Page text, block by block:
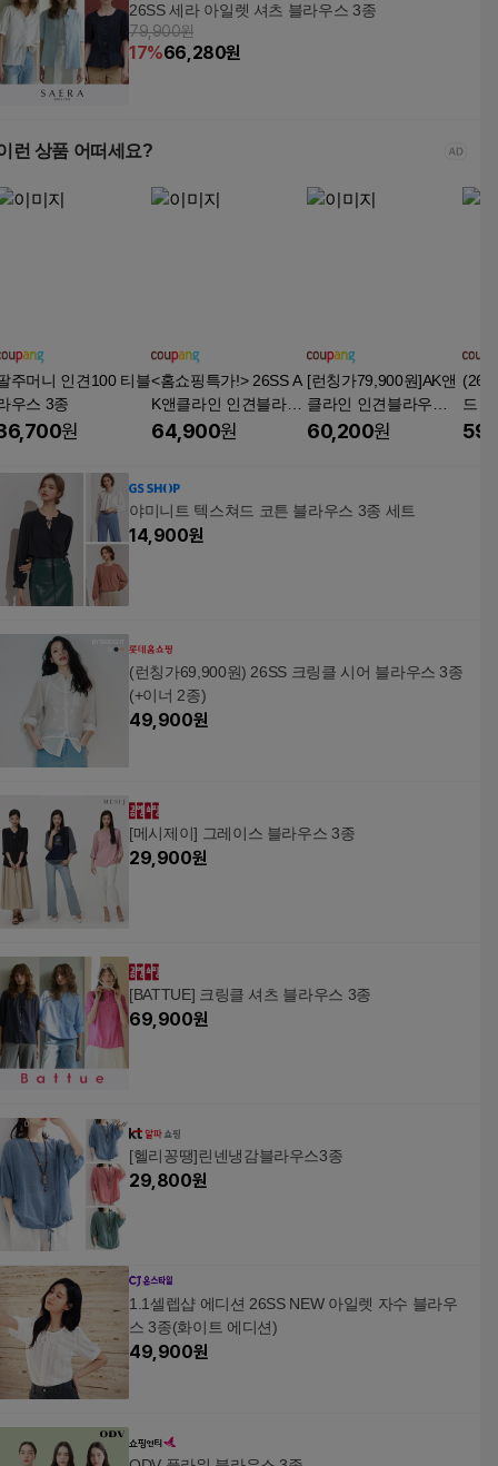
26SS 세라 아일렛 셔츠 블라우스 3종
79,900원
17%66,280원
런 상품 어떠세요?
주머니 인견100 티블
우스 3종
원
<홈쇼핑특가!> 26SS A
K앤클라인 인견블라우
스 3종
64,900원
[런칭가79,900원]AK앤
클라인 인견블라우스 3
종
60,200원
드
야미니트 텍스쳐드 코튼 블라우스 3종 세트
14,900원
(런칭가69,900원) 26SS 크링클 시어 블라우스 3종
(+이너 2종)
49,900원
[메시제이] 그레이스 블라우스 3종
29,900원
[BATTUE] 크링클 셔츠 블라우스 3종
69,900원
[헬리꽁땡]린넨냉감블라우스3종
29,800원
1.1셀렙샵 에디션 26SS NEW 아일렛 자수 블라우
스 3종(화이트 에디션)
49,900원